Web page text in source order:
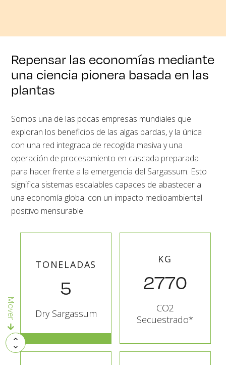
Repensar las economías mediante
una ciencia pionera basada en las
plantas
Somos una de las pocas empresas mundiales que
exploran los beneficios de las algas pardas, y la única
con una red integrada de recogida masiva y una
operación de procesamiento en cascada preparada
para hacer frente a la emergencia del Sargassum. Esto
significa sistemas escalables capaces de abastecer a
una economía global con un impacto medioambiental
positivo mensurable.
Mover
TONELADAS
5
Dry Sargassum
KG
2770
CO2
Secuestrado*